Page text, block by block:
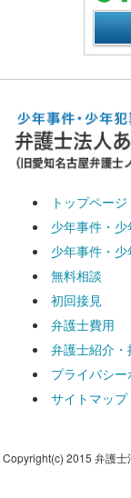
トップページ
少年事件・
少年事件・
無料相談
初回接見
弁護士費用
弁護士紹介・
プライバシ
サイトマップ
Copyright(c) 2015 弁護